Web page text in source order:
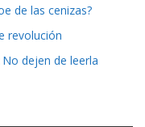
de las cenizas?
revolución
dejen de leerla